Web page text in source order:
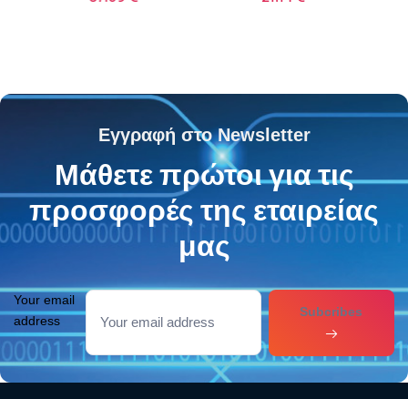
Εγγραφή στο Newsletter
Μάθετε πρώτοι για τις
προσφορές της εταιρείας
μας
Your email
address
Subcribes